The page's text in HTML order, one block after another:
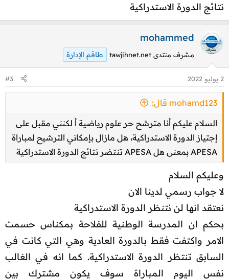
نتائج الدورة الاستدراكية
mohammed
مشرف منتدى tawjihnet.net طاقم الإدارة
2 يوليو 2022 #3
mohamd123 قال:
السلام عليكم أنا مترشح حر علوم رياضية أ لكنني مقبل على
إجتياز الدورة الاستدراكية، هل مازال بإمكاني الترشيح لمباراة
APESA بمعنى هل APESA تنتضر نتائج الدورة الاستدراكية
وعليكم السلام
لا جواب رسمي لدينا الان
نعتقد انها لن نتنظر الدورة الاستدراكية
بحكم ان المدرسة الوطنية للفلاحة بمكناس حسمت
الامر واكتفت فقط بالدورة العادية وهي التي كانت في
السابق تنتظر الدورة الاستدراكية. كما انه في الغالب
نفس اليوم المباراة سوف يكون مشترك بين